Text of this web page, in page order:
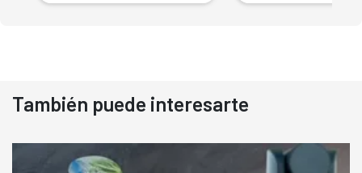
También puede interesarte